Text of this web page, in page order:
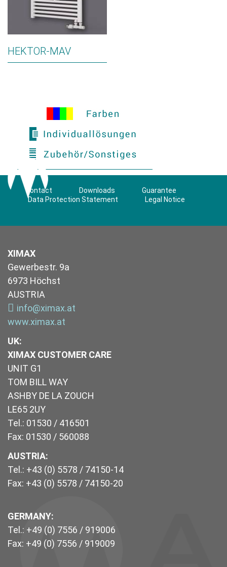
HEKTOR-MAV
Contact Downloads
Guarantee
Data Protection Statement
Legal Notice
XIMAX
Gewerbestr. 9a
6973 Höchst
AUSTRIA
info@ximax.at
www.ximax.at
UK:
XIMAX CUSTOMER CARE
UNIT G1
TOM BILL WAY
ASHBY DE LA ZOUCH
LE65 2UY
Tel.: 01530 / 416501
Fax: 01530 / 560088
AUSTRIA:
Tel.: +43 (0) 5578 / 74150-14
Fax: +43 (0) 5578 / 74150-20
GERMANY:
Tel.: +49 (0) 7556 / 919006
Fax: +49 (0) 7556 / 919009